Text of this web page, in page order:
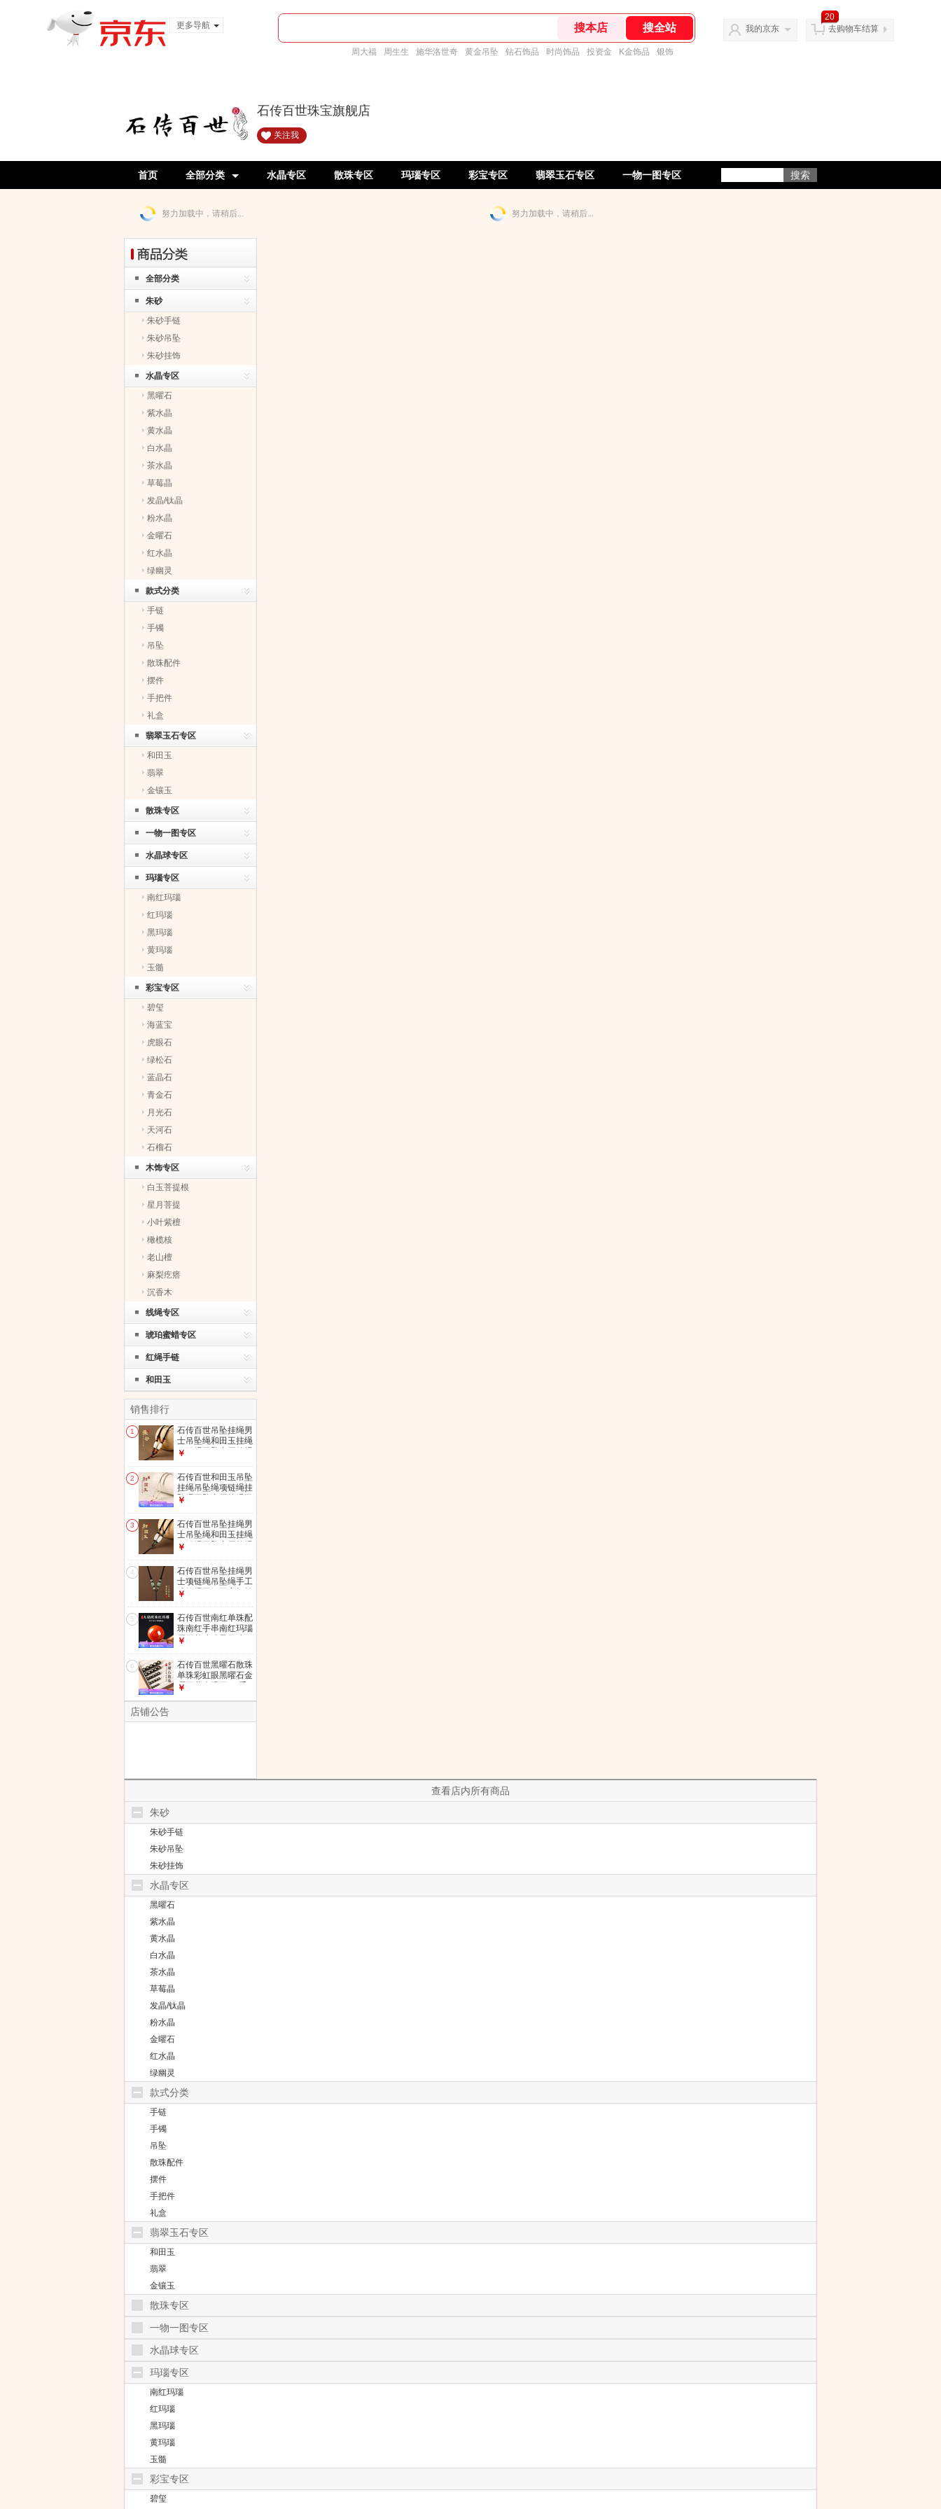
更多导航
周大福 周生生 施华洛世奇 黄金吊坠 钻石饰品 时尚饰品 投资金 K金饰品 银饰
我的京东
20
去购物车结算
石传百世珠宝旗舰店
关注我
首页 全部分类 水晶专区 散珠专区 玛瑙专区 彩宝专区 翡翠玉石专区 一物一图专区
努力加载中，请稍后...
全部分类
朱砂
朱砂手链
朱砂吊坠
朱砂挂饰
水晶专区
黑曜石
紫水晶
黄水晶
白水晶
茶水晶
草莓晶
发晶/钛晶
粉水晶
金曜石
红水晶
绿幽灵
款式分类
手链
手镯
吊坠
散珠配件
摆件
手把件
礼盒
翡翠玉石专区
和田玉
翡翠
金镶玉
散珠专区
一物一图专区
水晶球专区
玛瑙专区
南红玛瑙
红玛瑙
黑玛瑙
黄玛瑙
玉髓
彩宝专区
碧玺
海蓝宝
虎眼石
绿松石
蓝晶石
青金石
月光石
天河石
石榴石
木饰专区
白玉菩提根
星月菩提
小叶紫檀
橄榄核
老山檀
麻梨疙瘩
沉香木
线绳专区
琥珀蜜蜡专区
红绳手链
和田玉
销售排行
1
石传百世吊坠挂绳男
士吊坠绳和田玉挂绳
项链绳玉坠专用挂绳
砂挂绳【保真】-优
质线材
￥
2
石传百世和田玉吊坠
挂绳吊坠绳项链绳挂
坠绳玉坠专用挂绳玉
田玉吊坠挂绳【保
真】-优质线材
￥
3
石传百世吊坠挂绳男
士吊坠绳和田玉挂绳
项链绳玉坠专用挂绳
田玉挂绳【保真】-
优质线材
￥
4
石传百世吊坠挂绳男
士项链绳吊坠绳手工
编织绳玉佩平安扣挂
青翡翠吊坠绳【咖
绳】-优质线材
￥
5
石传百世南红单珠配
珠南红手串南红玛瑙
原石单珠珠子散珠
珠珠径10毫米单颗
￥
6
石传百世黑曜石散珠
单珠彩虹眼黑曜石金
曜石黄虎眼石diy手
￥
店铺公告
努力加载中，请稍后...
查看店内所有商品
朱砂
朱砂手链
朱砂吊坠
朱砂挂饰
水晶专区
黑曜石
紫水晶
黄水晶
白水晶
茶水晶
草莓晶
发晶/钛晶
粉水晶
金曜石
红水晶
绿幽灵
款式分类
手链
手镯
吊坠
散珠配件
摆件
手把件
礼盒
翡翠玉石专区
和田玉
翡翠
金镶玉
散珠专区
一物一图专区
水晶球专区
玛瑙专区
南红玛瑙
红玛瑙
黑玛瑙
黄玛瑙
玉髓
彩宝专区
碧玺